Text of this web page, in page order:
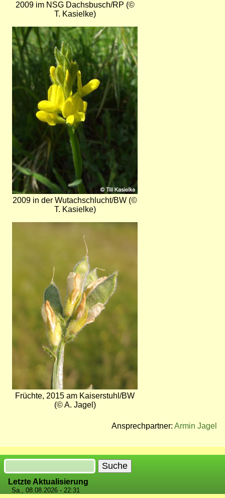
2009 im NSG Dachsbusch/RP (©
T. Kasielke)
Bild
2009 in der Wutachschlucht/BW (©
T. Kasielke)
Früchte, 2015 am Kaiserstuhl/BW
(© A. Jagel)
Ansprechpartner: Armin Jagel
Suche
Letzte Aktualisierung
Sa., 08.08.2026 - 22:31